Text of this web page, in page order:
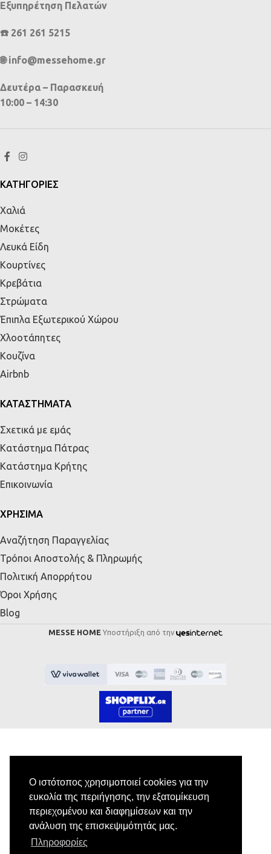
Ο ιστότοπος χρησιμοποιεί cookies για την
ευκολία της περιήγησης, την εξατομίκευση
περιεχομένου και διαφημίσεων και την
ανάλυση της επισκεψιμότητάς μας.
Πληροφορίες
Εξυπηρέτηση Πελατών
☎️ 261 261 5215
🌐 info@messehome.gr
Δευτέρα – Παρασκευή
10:00 – 14:30
ΚΑΤΗΓΟΡΙΕΣ
Χαλιά
Μοκέτες
Λευκά Είδη
Κουρτίνες
Κρεβάτια
Στρώματα
Έπιπλα Εξωτερικού Χώρου
Χλοοτάπητες
Κουζίνα
Airbnb
ΚΑΤΑΣΤΗΜΑΤΑ
Σχετικά με εμάς
Κατάστημα Πάτρας
Κατάστημα Κρήτης
Επικοινωνία
ΧΡΗΣΙΜΑ
Αναζήτηση Παραγγελίας
Τρόποι Αποστολής & Πληρωμής
Πολιτική Απορρήτου
Όροι Χρήσης
Blog
MESSE HOME Υποστήριξη από την
Εγγραφή στο Newsletter
Κάνε εγγραφή στο newsletter μας για να
λαμβάνεις αποκλειστικές προσφορές.